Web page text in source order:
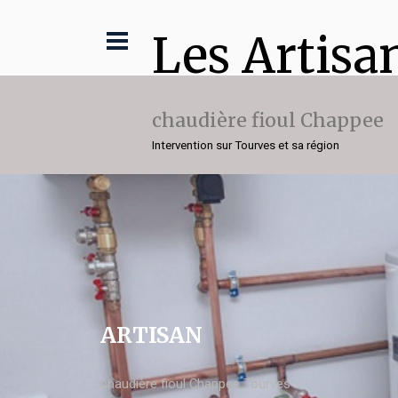
Les
chaudière fioul Chappee
Intervention sur Tourves et sa région
ARTISAN
chaudière fioul Chappee Tourves